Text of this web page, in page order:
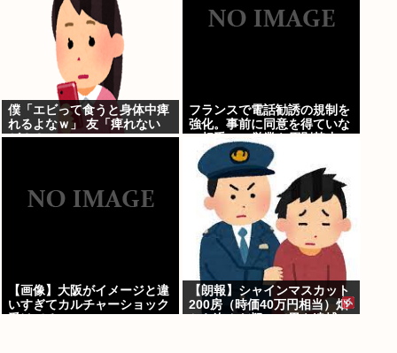
僕「エビって食うと身体中痺
れるよなｗ」 友「痺れない
が？？」
フランスで電話勧誘の規制を
強化。事前に同意を得ていな
い相手への営業を原則禁止
【画像】大阪がイメージと違
いすぎてカルチャーショック
【朗報】シャインマスカット
200房（時価40万円相当）畑